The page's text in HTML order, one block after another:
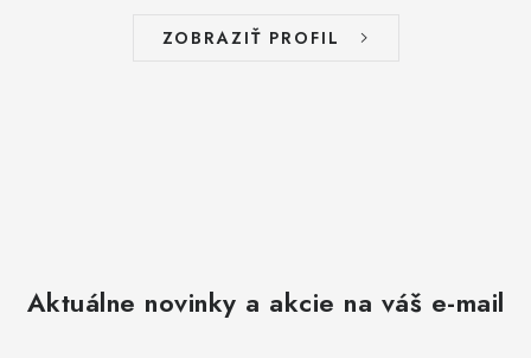
ZOBRAZIŤ PROFIL
Aktuálne novinky a akcie na váš e-mail